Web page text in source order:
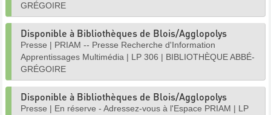
GRÉGOIRE
Disponible à Bibliothèques de Blois/Agglopolys
Presse | PRIAM -- Presse Recherche d'Information
Apprentissages Multimédia | LP 306 | BIBLIOTHÈQUE ABBÉ-
GRÉGOIRE
Disponible à Bibliothèques de Blois/Agglopolys
Presse | En réserve - Adressez-vous à l'Espace PRIAM | LP